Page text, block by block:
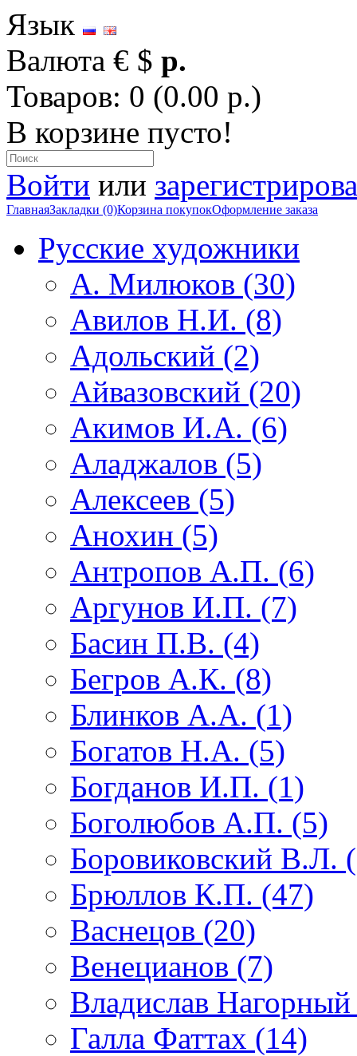
Язык
Валюта € $ р.
Товаров: 0 (0.00 р.)
В корзине пусто!
Войти или
ГлавнаяЗакладки (0)Корзина покупокОформление заказа
Русские художники
А. Милюков (30)
Авилов Н.И. (8)
Адольский (2)
Айвазовский (20)
Акимов И.А. (6)
Аладжалов (5)
Алексеев (5)
Анохин (5)
Антропов А.П. (6)
Аргунов И.П. (7)
Басин П.В. (4)
Бегров А.К. (8)
Блинков А.А. (1)
Богатов Н.А. (5)
Богданов И.П. (1)
Боголюбов А.П. (5)
Боровиковский В.Л.
Брюллов К.П. (47)
Васнецов (20)
Венецианов (7)
Владислав
Галла Фаттах (14)